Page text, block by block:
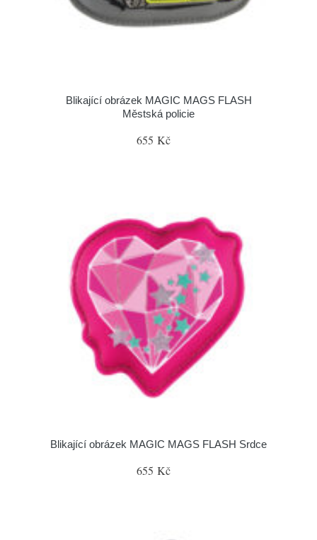
Blikající obrázek MAGIC MAGS FLASH
Městská policie
655 Kč
Blikající obrázek MAGIC MAGS FLASH Srdce
655 Kč